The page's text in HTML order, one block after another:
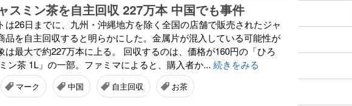
スミン茶を自主回収 227万本 中国でも事件
は26日までに、九州・沖縄地方を除く全国の店舗で販売されたジャ
品を自主回収すると明らかにした。金属片が混入している可能性が
は最大で約227万本に上る。 回収するのは、価格が160円の「ひろ
ン茶 1L」の一部。ファミマによると、購入者か... 続きをみる
マーク 中国 自主回収 お茶